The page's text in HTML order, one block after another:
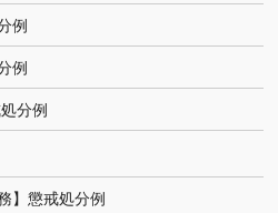
例
例
分例
】懲戒処分例